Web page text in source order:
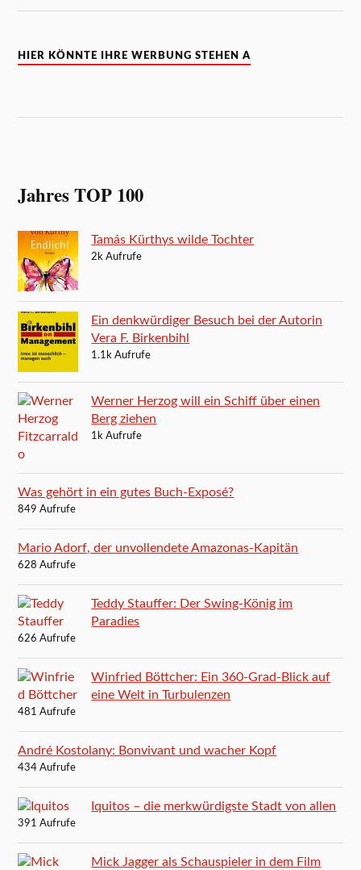
HIER KÖNNTE IHRE WERBUNG STEHEN A
Jahres TOP 100
Tamás Kürthys wilde Tochter
2k Aufrufe
Ein denkwürdiger Besuch bei der Autorin
Vera F. Birkenbihl
1.1k Aufrufe
Werner Herzog will ein Schiff über einen
Berg ziehen
1k Aufrufe
Was gehört in ein gutes Buch-Exposé?
849 Aufrufe
Mario Adorf, der unvollendete Amazonas-Kapitän
628 Aufrufe
Teddy Stauffer: Der Swing-König im
Paradies
626 Aufrufe
Winfried Böttcher: Ein 360-Grad-Blick auf
eine Welt in Turbulenzen
481 Aufrufe
André Kostolany: Bonvivant und wacher Kopf
434 Aufrufe
Iquitos – die merkwürdigste Stadt von allen
391 Aufrufe
Mick Jagger als Schauspieler in dem Film